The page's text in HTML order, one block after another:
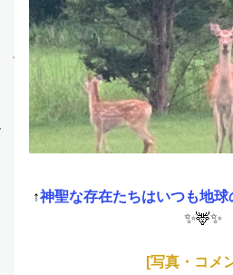
↑神聖な存在たちはいつも地
✨🦌✨
[写真・コメ